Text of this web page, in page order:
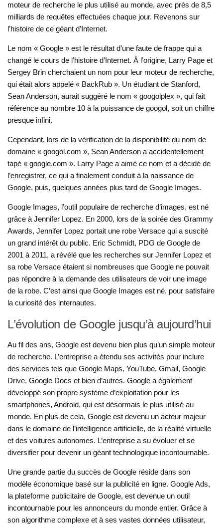
moteur de recherche le plus utilisé au monde, avec près de 8,5
milliards de requêtes effectuées chaque jour. Revenons sur
l’histoire de ce géant d’Internet.
Le nom « Google » est le résultat d’une faute de frappe qui a
changé le cours de l’histoire d’Internet. À l’origine, Larry Page et
Sergey Brin cherchaient un nom pour leur moteur de recherche,
qui était alors appelé « BackRub ». Un étudiant de Stanford,
Sean Anderson, aurait suggéré le nom « googolplex », qui fait
référence au nombre 10 à la puissance de googol, soit un chiffre
presque infini.
Cependant, lors de la vérification de la disponibilité du nom de
domaine « googol.com », Sean Anderson a accidentellement
tapé « google.com ». Larry Page a aimé ce nom et a décidé de
l’enregistrer, ce qui a finalement conduit à la naissance de
Google, puis, quelques années plus tard de Google Images.
Google Images, l’outil populaire de recherche d’images, est né
grâce à Jennifer Lopez. En 2000, lors de la soirée des Grammy
Awards, Jennifer Lopez portait une robe Versace qui a suscité
un grand intérêt du public. Eric Schmidt, PDG de Google de
2001 à 2011, a révélé que les recherches sur Jennifer Lopez et
sa robe Versace étaient si nombreuses que Google ne pouvait
pas répondre à la demande des utilisateurs de voir une image
de la robe. C’est ainsi que Google Images est né, pour satisfaire
la curiosité des internautes.
L’évolution de Google jusqu’à aujourd’hui
Au fil des ans, Google est devenu bien plus qu’un simple moteur
de recherche. L’entreprise a étendu ses activités pour inclure
des services tels que Google Maps, YouTube, Gmail, Google
Drive, Google Docs et bien d’autres. Google a également
développé son propre système d’exploitation pour les
smartphones, Android, qui est désormais le plus utilisé au
monde. En plus de cela, Google est devenu un acteur majeur
dans le domaine de l’intelligence artificielle, de la réalité virtuelle
et des voitures autonomes. L’entreprise a su évoluer et se
diversifier pour devenir un géant technologique incontournable.
Une grande partie du succès de Google réside dans son
modèle économique basé sur la publicité en ligne. Google Ads,
la plateforme publicitaire de Google, est devenue un outil
incontournable pour les annonceurs du monde entier. Grâce à
son algorithme complexe et à ses vastes données utilisateur,